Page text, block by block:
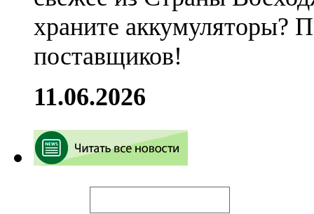
храните аккумуляторы?
поставщиков!
11.06.2026